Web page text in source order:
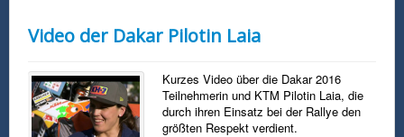
Video der Dakar Pilotin Laia
Kurzes Video über die Dakar 2016
Teilnehmerin und KTM Pilotin Laia, die
durch ihren Einsatz bei der Rallye den
größten Respekt verdient.